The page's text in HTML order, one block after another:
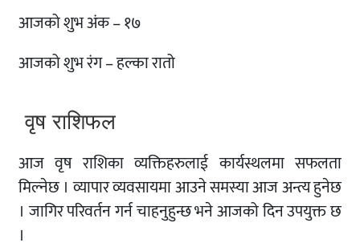
आजको शुभ अंक – १७
आजको शुभ रंग – हल्का रातो
वृष राशिफल
आज वृष राशिका व्यक्तिहरुलाई कार्यस्थलमा सफलता
मिल्नेछ । व्यापार व्यवसायमा आउने समस्या आज अन्त्य हुनेछ
। जागिर परिवर्तन गर्न चाहनुहुन्छ भने आजको दिन उपयुक्त छ
।